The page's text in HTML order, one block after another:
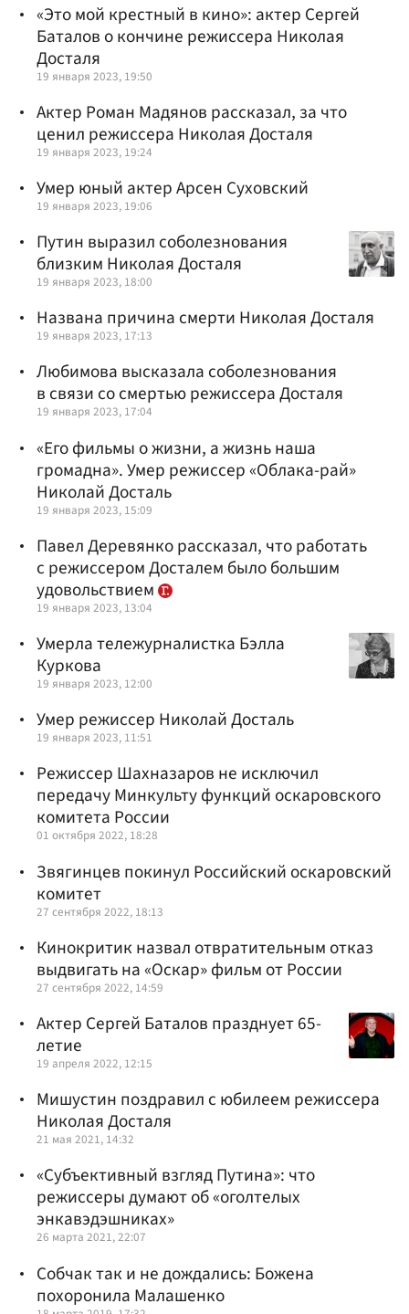
«Это мой крестный в кино»: актер Сергей
Баталов о кончине режиссера Николая
Досталя
19 января 2023, 19:50
Актер Роман Мадянов рассказал, за что
ценил режиссера Николая Досталя
19 января 2023, 19:24
Умер юный актер Арсен Суховский
19 января 2023, 19:06
Путин выразил соболезнования
близким Николая Досталя
19 января 2023, 18:00
Названа причина смерти Николая Досталя
19 января 2023, 17:13
Любимова высказала соболезнования
в связи со смертью режиссера Досталя
19 января 2023, 17:04
«Его фильмы о жизни, а жизнь наша
громадна». Умер режиссер «Облака-рай»
Николай Досталь
19 января 2023, 15:09
Павел Деревянко рассказал, что работать
с режиссером Досталем было большим
удовольствием
19 января 2023, 13:04
Умерла тележурналистка Бэлла
Куркова
19 января 2023, 12:00
Умер режиссер Николай Досталь
19 января 2023, 11:51
Режиссер Шахназаров не исключил
передачу Минкульту функций оскаровского
комитета России
01 октября 2022, 18:28
Звягинцев покинул Российский оскаровский
комитет
27 сентября 2022, 18:13
Кинокритик назвал отвратительным отказ
выдвигать на «Оскар» фильм от России
27 сентября 2022, 14:59
Актер Сергей Баталов празднует 65-
летие
19 апреля 2022, 12:15
Мишустин поздравил с юбилеем режиссера
Николая Досталя
21 мая 2021, 14:32
«Субъективный взгляд Путина»: что
режиссеры думают об «оголтелых
энкавэдэшниках»
26 марта 2021, 22:07
Собчак так и не дождались: Божена
похоронила Малашенко